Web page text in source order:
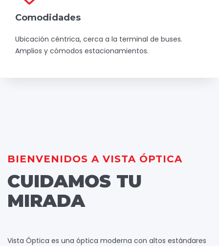
Comodidades
Ubicación céntrica, cerca a la terminal de buses.
Amplios y cómodos estacionamientos.
BIENVENIDOS A VISTA ÓPTICA
CUIDAMOS TU
MIRADA
Vista Óptica es una óptica moderna con altos estándares